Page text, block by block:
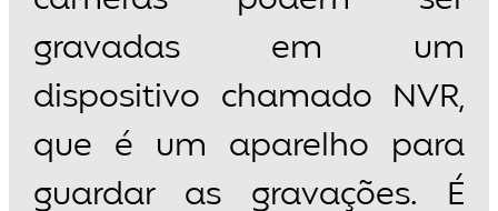
gravadas em um
dispositivo chamado NVR,
que é um aparelho para
guardar as gravações. É